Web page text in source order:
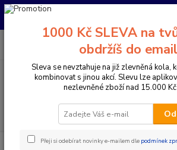
Pro nachystání kola / doplňků na prodejně si
CZK
PO-PÁ 10:00-17:00 | SO: 9:00-12:00
Komponenty na kolo Sedlovky
1000 Kč SLEVA na
obdržíš do
Sleva se nevztahuje na již zlevněná kola,
kombinovat s jinou akcí. Slevu lze
nezlevněné zboží nad 15.000
Přeji si odebírat novinky e-mailem dle podmínek